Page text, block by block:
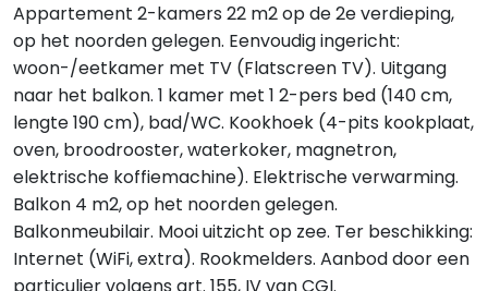
Appartement 2-kamers 22 m2 op de 2e verdieping,
op het noorden gelegen. Eenvoudig ingericht:
woon-/eetkamer met TV (Flatscreen TV). Uitgang
naar het balkon. 1 kamer met 1 2-pers bed (140 cm,
lengte 190 cm), bad/WC. Kookhoek (4-pits kookplaat,
oven, broodrooster, waterkoker, magnetron,
elektrische koffiemachine). Elektrische verwarming.
Balkon 4 m2, op het noorden gelegen.
Balkonmeubilair. Mooi uitzicht op zee. Ter beschikking:
Internet (WiFi, extra). Rookmelders. Aanbod door een